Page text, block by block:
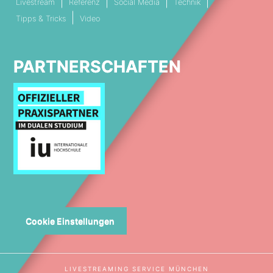
Livestream Referenz Social Media
Technik
Tipps & Tricks
Video
PARTNERSCHAFTEN
Cookie Einstellungen
LIVESTREAMING SERVICE MÜNCHEN